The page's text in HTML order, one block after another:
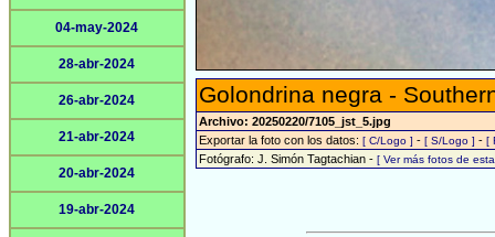
04-may-2024
28-abr-2024
26-abr-2024
21-abr-2024
20-abr-2024
19-abr-2024
Golondrina negra -
Archivo: 20250220/7105_jst_5.jpg
Exportar la foto con los datos: [ C/Logo ] - [ S/Logo ] - [
Fotógrafo: J. Simón Tagtachian - [ Ver más fotos de